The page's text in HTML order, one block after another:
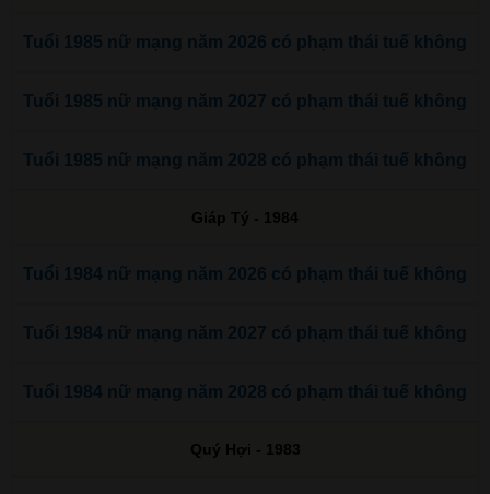
Tuổi 1985 nữ mạng năm 2026 có phạm thái tuế không
Tuổi 1985 nữ mạng năm 2027 có phạm thái tuế không
Tuổi 1985 nữ mạng năm 2028 có phạm thái tuế không
Giáp Tý - 1984
Tuổi 1984 nữ mạng năm 2026 có phạm thái tuế không
Tuổi 1984 nữ mạng năm 2027 có phạm thái tuế không
Tuổi 1984 nữ mạng năm 2028 có phạm thái tuế không
Quý Hợi - 1983